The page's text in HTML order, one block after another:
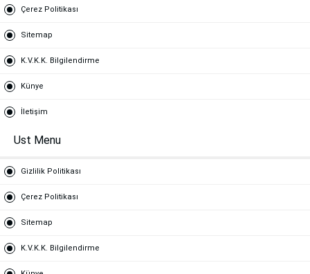
Çerez Politikası
Sitemap
K.V.K.K. Bilgilendirme
Künye
İletişim
Ust Menu
Gizlilik Politikası
Çerez Politikası
Sitemap
K.V.K.K. Bilgilendirme